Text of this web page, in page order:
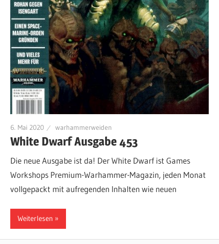
6. Mai 2020 warhammerweiden
White Dwarf Ausgabe 453
Die neue Ausgabe ist da! Der White Dwarf ist Games
Workshops Premium-Warhammer-Magazin, jeden Monat
vollgepackt mit aufregenden Inhalten wie neuen
Weiterlesen